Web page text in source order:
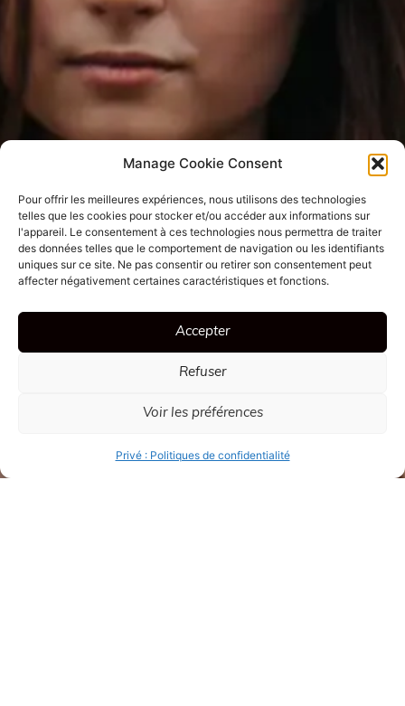
Manage Cookie Consent
Pour offrir les meilleures expériences, nous utilisons des technologies
telles que les cookies pour stocker et/ou accéder aux informations sur
l'appareil. Le consentement à ces technologies nous permettra de traiter
des données telles que le comportement de navigation ou les identifiants
uniques sur ce site. Ne pas consentir ou retirer son consentement peut
affecter négativement certaines caractéristiques et fonctions.
Accepter
Refuser
Voir les préférences
Privé : Politiques de confidentialité